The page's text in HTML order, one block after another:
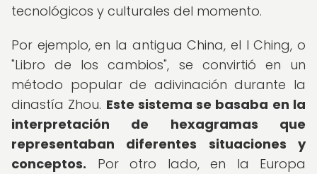
tecnológicos y culturales del momento.
Por ejemplo, en la antigua China, el I Ching, o
"Libro de los cambios", se convirtió en un
método popular de adivinación durante la
dinastía Zhou. Este sistema se basaba en la
interpretación de hexagramas que
representaban diferentes situaciones y
conceptos. Por otro lado, en la Europa